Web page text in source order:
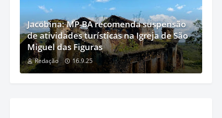
Jacobina: MP-BA recomenda suspensão
de atividades turísticas na Igreja de São
Miguel das Figuras
Redação 16.9.25